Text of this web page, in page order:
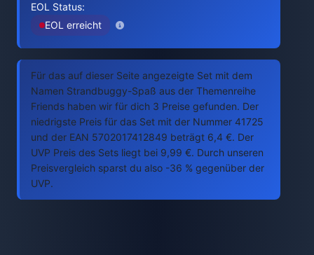
EOL Status:
EOL erreicht
Für das auf dieser Seite angezeigte Set mit dem
Namen Strandbuggy-Spaß aus der Themenreihe
Friends haben wir für dich 3 Preise gefunden. Der
niedrigste Preis für das Set mit der Nummer 41725
und der EAN 5702017412849 beträgt 6,4 €. Der
UVP Preis des Sets liegt bei 9,99 €. Durch unseren
Preisvergleich sparst du also -36 % gegenüber der
UVP.